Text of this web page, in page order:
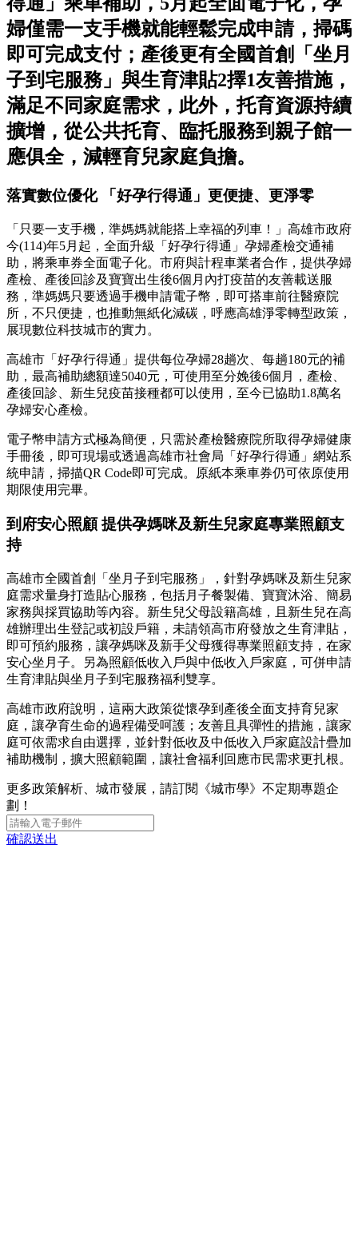
婦僅需一支手機就能輕鬆完成申請，掃碼
即可完成支付；產後更有全國首創「坐月
子到宅服務」與生育津貼2擇1友善措施，
滿足不同家庭需求，此外，托育資源持續
擴增，從公共托育、臨托服務到親子館一
應俱全，減輕育兒家庭負擔。
落實數位優化 「好孕行得通」更便捷、更淨零
「只要一支手機，準媽媽就能搭上幸福的列車！」高雄市政府
今(114)年5月起，全面升級「好孕行得通」孕婦產檢交通補
助，將乘車券全面電子化。市府與計程車業者合作，提供孕婦
產檢、產後回診及寶寶出生後6個月內打疫苗的友善載送服
務，準媽媽只要透過手機申請電子幣，即可搭車前往醫療院
所，不只便捷，也推動無紙化減碳，呼應高雄淨零轉型政策，
展現數位科技城市的實力。
高雄市「好孕行得通」提供每位孕婦28趟次、每趟180元的補
助，最高補助總額達5040元，可使用至分娩後6個月，產檢、
產後回診、新生兒疫苗接種都可以使用，至今已協助1.8萬名
孕婦安心產檢。
電子幣申請方式極為簡便，只需於產檢醫療院所取得孕婦健康
手冊後，即可現場或透過高雄市社會局「好孕行得通」網站系
統申請，掃描QR Code即可完成。原紙本乘車券仍可依原使用
期限使用完畢。
到府安心照顧 提供孕媽咪及新生兒家庭專業照顧支
持
高雄市全國首創「坐月子到宅服務」，針對孕媽咪及新生兒家
庭需求量身打造貼心服務，包括月子餐製備、寶寶沐浴、簡易
家務與採買協助等內容。新生兒父母設籍高雄，且新生兒在高
雄辦理出生登記或初設戶籍，未請領高市府發放之生育津貼，
即可預約服務，讓孕媽咪及新手父母獲得專業照顧支持，在家
安心坐月子。另為照顧低收入戶與中低收入戶家庭，可併申請
生育津貼與坐月子到宅服務福利雙享。
高雄市政府說明，這兩大政策從懷孕到產後全面支持育兒家
庭，讓孕育生命的過程備受呵護；友善且具彈性的措施，讓家
庭可依需求自由選擇，並針對低收及中低收入戶家庭設計疊加
補助機制，擴大照顧範圍，讓社會福利回應市民需求更扎根。
更多政策解析、城市發展，請訂閱《城市學》不定期專題企
劃！
確認送出